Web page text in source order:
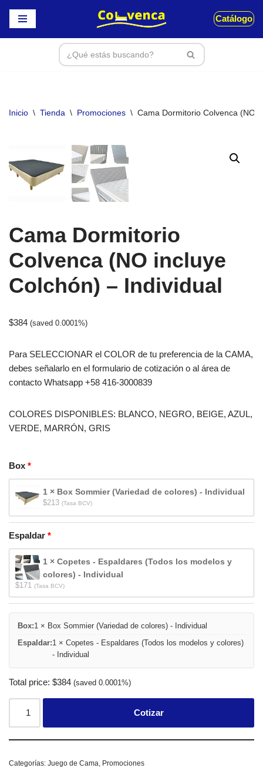
Saltar
Catálogo
Inicio \ Tienda \ Promociones \ Cama Dormitorio Colvenca (NO
Cama Dormitorio
Colvenca (NO incluye
Colchón) – Individual
$384 (saved 0.0001%)
Para SELECCIONAR el COLOR de tu preferencia de la CAMA,
debes señalarlo en el formulario de cotización o al área de
contacto Whatsapp +58 416-3000839
COLORES DISPONIBLES: BLANCO, NEGRO, BEIGE, AZUL,
VERDE, MARRÓN, GRIS
Box
1 × Box Sommier (Variedad de colores) - Individual
$213 (Tasa BCV)
Espaldar
1 × Copetes - Espaldares (Todos los modelos y
colores) - Individual
$171 (Tasa BCV)
Box:1 × Box Sommier (Variedad de colores) - Individual
Espaldar:1 × Copetes - Espaldares (Todos los modelos y colores)
- Individual
Total price: $384 (saved 0.0001%)
Cotizar
Categorías: Juego de Cama Promociones